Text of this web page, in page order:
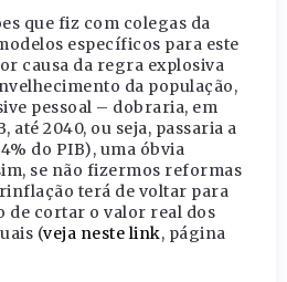
que fiz com colegas da
específicos para este
causa da regra explosiva
da população,
pessoal – dobraria, em
até 2040, ou seja, passaria a
do PIB), uma óbvia
se não fizermos reformas
terá de voltar para
de cortar o valor real dos
(veja neste link, página